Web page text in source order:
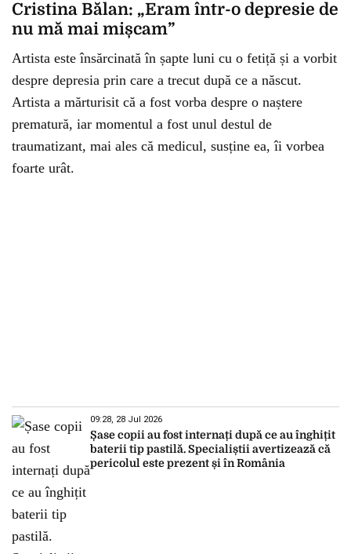
Cristina Bălan: „Eram într-o depresie de
nu mă mai mișcam”
Artista este însărcinată în șapte luni cu o fetiță și a vorbit
despre depresia prin care a trecut după ce a născut.
Artista a mărturisit că a fost vorba despre o naștere
prematură, iar momentul a fost unul destul de
traumatizant, mai ales că medicul, susține ea, îi vorbea
foarte urât.
09:28, 28 Jul 2026
Șase copii au fost internați după ce au înghițit
baterii tip pastilă. Specialiștii avertizează că
pericolul este prezent și în România